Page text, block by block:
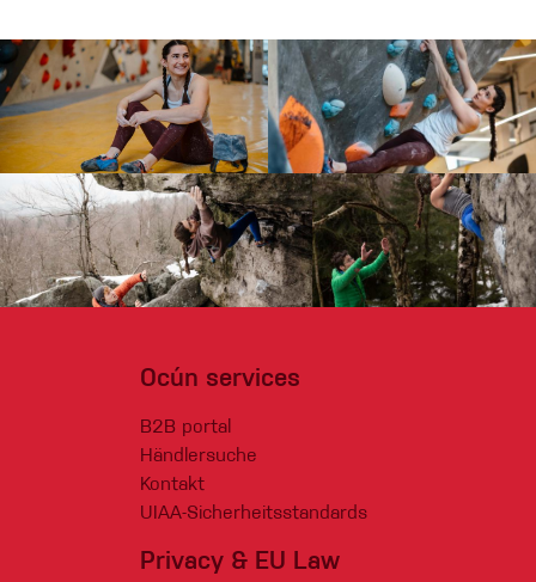
Ocún services
B2B portal
Händlersuche
Kontakt
UIAA-Sicherheitsstandards
Privacy & EU Law